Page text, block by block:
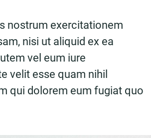
nostrum exercitationem
nisi ut aliquid ex ea
vel eum iure
velit esse quam nihil
qui dolorem eum fugiat quo